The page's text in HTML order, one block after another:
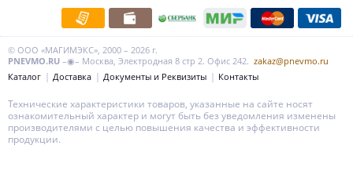
© ООО «МАГИМЭКС», 2000 – 2026 г.
PNEVMO.RU –◉– Москва, Электродная 8 стр 2. Офис 242. zakaz@pnevmo.ru
Каталог
Доставка Документы и Реквизиты Контакты
Технические характеристики товаров, указанные на сайте носят
ознакомительный характер и могут быть без уведомления изменены
производителями с целью повышения качества и эффективности
продукции.